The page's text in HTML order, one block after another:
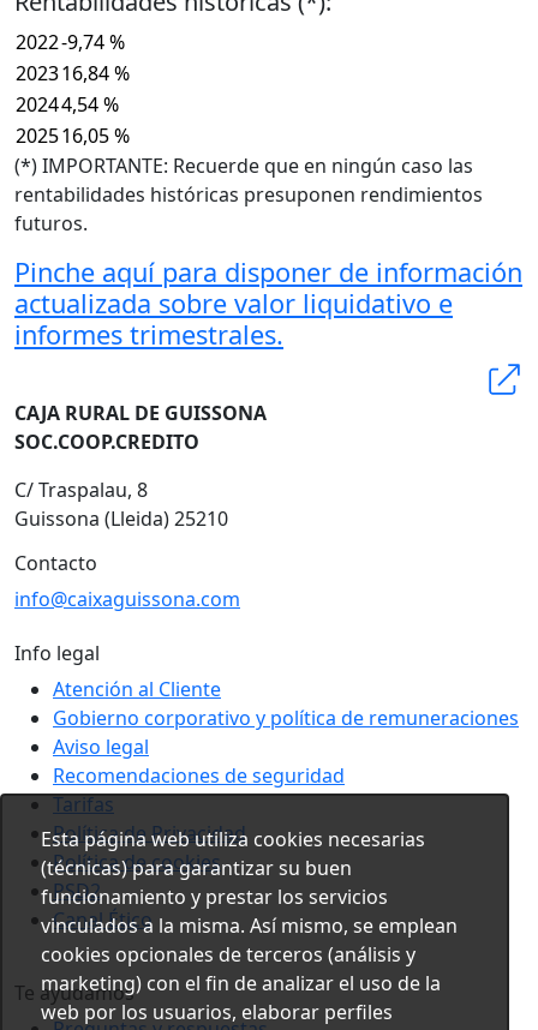
2022-9,74 %
202316,84 %
20244,54 %
202516,05 %
(*) IMPORTANTE: Recuerde que en ningún caso las
rentabilidades históricas presuponen rendimientos
futuros.
Pinche aquí para disponer de información
actualizada sobre valor liquidativo e
informes trimestrales.
CAJA RURAL DE GUISSONA
SOC.COOP.CREDITO
C/ Traspalau, 8
Guissona (Lleida) 25210
Contacto
info@caixaguissona.com
Info legal
Atención al Cliente
Gobierno corporativo y política de remuneraciones
Aviso legal
Recomendaciones de seguridad
Tarifas
Política de Privacidad
Política de cookies
PSD2
Canal Ético
Te ayudamos
Esta página web utiliza cookies necesarias
(técnicas) para garantizar su buen
funcionamiento y prestar los servicios
vinculados a la misma. Así mismo, se emplean
cookies opcionales de terceros (análisis y
marketing) con el fin de analizar el uso de la
web por los usuarios, elaborar perfiles